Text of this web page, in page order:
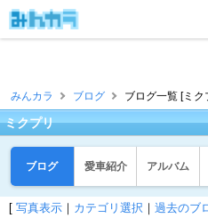
みんカラ ブログ ブログ一覧 [ミク
ミクプリ
ブログ 愛車紹介 アルバム
[ 写真表示 ｜ カテゴリ選択 ｜ 過去のブ